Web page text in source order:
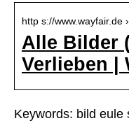
http s://www.wayfair.de
Alle Bilder
Verlieben |
Keywords: bild eule